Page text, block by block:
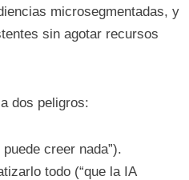
microsegmentadas, y
sin agotar recursos
dos peligros:
creer nada”).
todo (“que la IA